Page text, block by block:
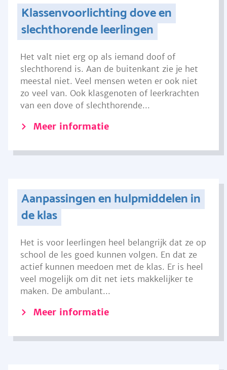
Klassenvoorlichting dove en
slechthorende leerlingen
Het valt niet erg op als iemand doof of
slechthorend is. Aan de buitenkant zie je het
meestal niet. Veel mensen weten er ook niet
zo veel van. Ook klasgenoten of leerkrachten
van een dove of slechthorende...
Meer informatie
Aanpassingen en hulpmiddelen in
de klas
Het is voor leerlingen heel belangrijk dat ze op
school de les goed kunnen volgen. En dat ze
actief kunnen meedoen met de klas. Er is heel
veel mogelijk om dit net iets makkelijker te
maken. De ambulant...
Meer informatie